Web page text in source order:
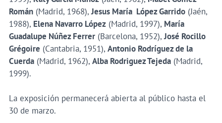
Román(Madrid, 1968),Jesus María López Garrido(Jaén,
1988), Elena Navarro López(Madrid, 1997), María
Guadalupe Núñez Ferrer(Barcelona, 1952),José Rocillo
Grégoire (Cantabria, 1951), Antonio Rodríguez de la
Cuerda(Madrid, 1962), Alba Rodriguez Tejeda(Madrid,
1999).
La exposición permanecerá abierta al público hasta el
30 de marzo.